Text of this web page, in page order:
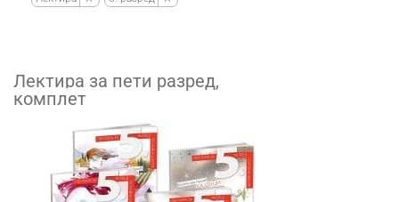
Лектира за пети разред,
комплет